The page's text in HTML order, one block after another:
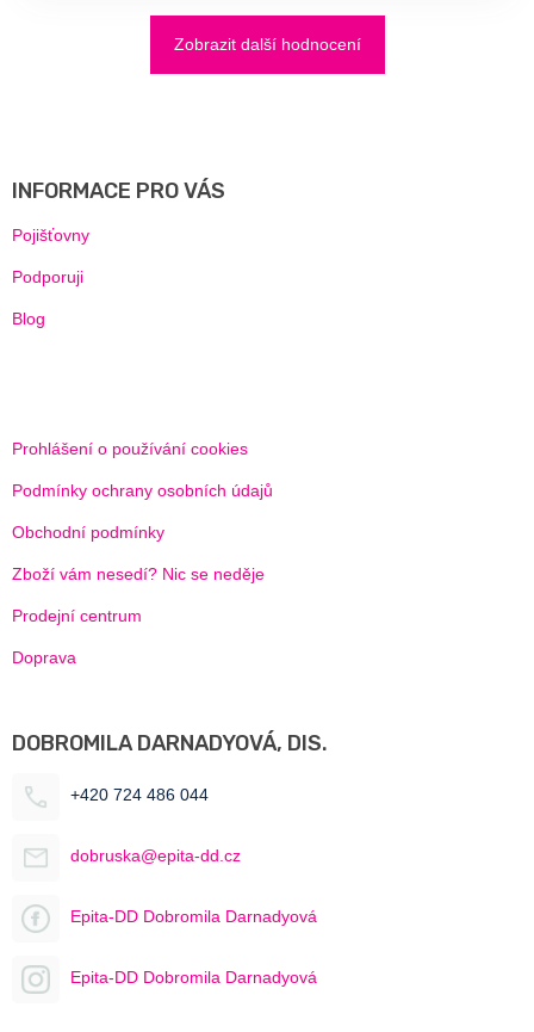
Zobrazit další hodnocení
INFORMACE PRO VÁS
Pojišťovny
Podporuji
Blog
Prohlášení o používání cookies
Podmínky ochrany osobních údajů
Obchodní podmínky
Zboží vám nesedí? Nic se neděje
Prodejní centrum
Doprava
DOBROMILA DARNADYOVÁ, DIS.
+420 724 486 044
dobruska@epita-dd.cz
Epita-DD Dobromila Darnadyová
Epita-DD Dobromila Darnadyová